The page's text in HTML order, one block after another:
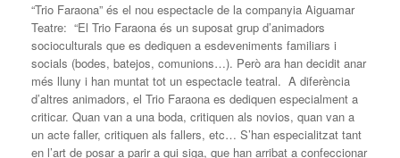
“Trio Faraona” és el nou espectacle de la companyia Aiguamar
Teatre: “El Trio Faraona és un suposat grup d’animadors
socioculturals que es dediquen a esdeveniments familiars i
socials (bodes, batejos, comunions…). Però ara han decidit anar
més lluny i han muntat tot un espectacle teatral. A diferència
d’altres animadors, el Trio Faraona es dediquen especialment a
criticar. Quan van a una boda, critiquen als novios, quan van a
un acte faller, critiquen als fallers, etc… S’han especialitzat tant
en l’art de posar a parir a qui siga, que han arribat a confeccionar